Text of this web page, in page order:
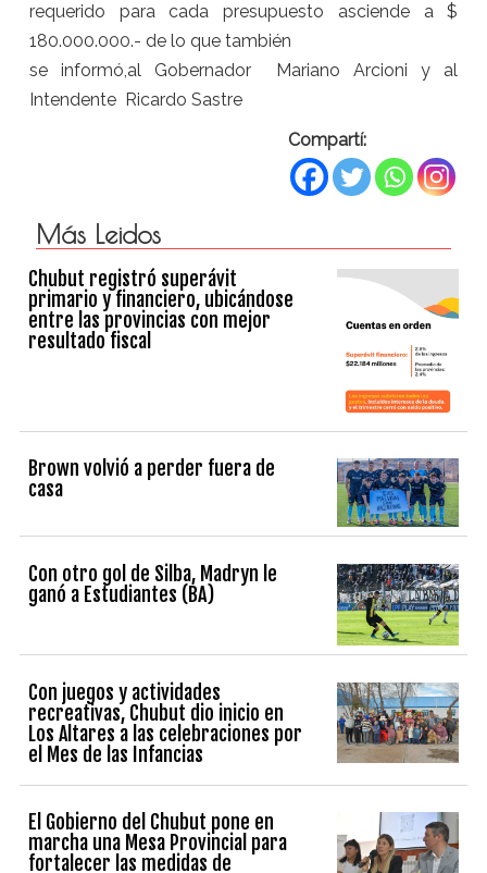
requerido para cada presupuesto asciende a $
180.000.000.- de lo que también
se informó,al Gobernador Mariano Arcioni y al
Intendente Ricardo Sastre
Compartí:
Más Leidos
Chubut registró superávit
primario y financiero, ubicándose
entre las provincias con mejor
resultado fiscal
Brown volvió a perder fuera de
casa
Con otro gol de Silba, Madryn le
ganó a Estudiantes (BA)
Con juegos y actividades
recreativas, Chubut dio inicio en
Los Altares a las celebraciones por
el Mes de las Infancias
El Gobierno del Chubut pone en
marcha una Mesa Provincial para
fortalecer las medidas de